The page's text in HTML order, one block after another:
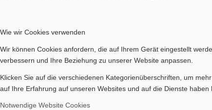
Aktuelles
Wie wir Cookies verwenden
Wir können Cookies anfordern, die auf Ihrem Gerät eingestellt
verbessern und Ihre Beziehung zu unserer Website anpassen.
Klicken Sie auf die verschiedenen Kategorienüberschriften, um
auf Ihre Erfahrung auf unseren Websites und auf die Dienste haben
Notwendige Website Cookies